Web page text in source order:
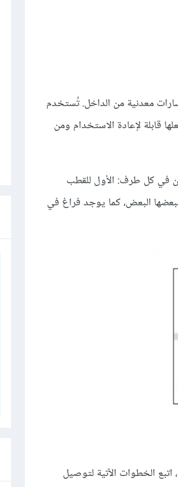
معدنية من الداخل. تُستخدم
قابلة لإعادة الاستخدام ومن
في كل طرف: الأول للقطب
البعض، كما يوجد فراغ في
الخطوات الآتية لتوصيل